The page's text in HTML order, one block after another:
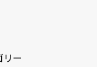
ー